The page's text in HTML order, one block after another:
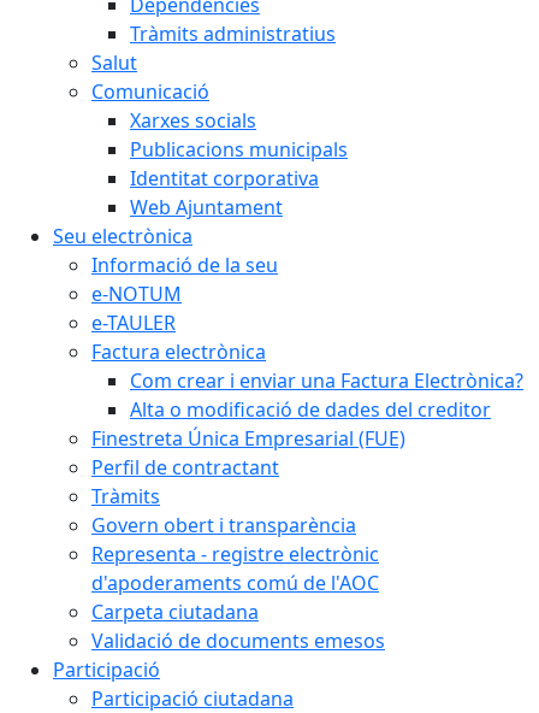
Tràmits administratius
Salut
Comunicació
Xarxes socials
Publicacions municipals
Identitat corporativa
Web Ajuntament
Seu electrònica
Informació de la seu
e-NOTUM
e-TAULER
Factura electrònica
Com crear i enviar una Factura Electrònica?
Alta o modificació de dades del creditor
Finestreta Única Empresarial (FUE)
Perfil de contractant
Tràmits
Govern obert i transparència
Representa - registre electrònic
d'apoderaments comú de l'AOC
Carpeta ciutadana
Validació de documents emesos
Participació
Participació ciutadana